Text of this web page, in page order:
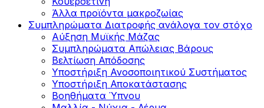
Άλλα προϊόντα μακροζωίας
Συμπληρώματα Διατροφής ανάλογα τον στόχο
Αύξηση Μυϊκής Μάζας
Συμπληρώματα Aπώλειας Βάρους
Βελτίωση Απόδοσης
Υποστήριξη Ανοσοποιητικού Συστήματος
Yποστήριξη Αποκατάστασης
Βοηθήματα Ύπνου